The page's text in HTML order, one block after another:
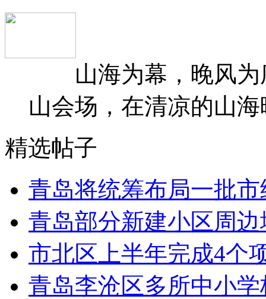
山海为幕，晚风为
山会场，在清凉的山
精选帖子
青岛将统筹布局一批市
青岛部分新建小区周
市北区上半年完成4个
青岛李沧区多所中小